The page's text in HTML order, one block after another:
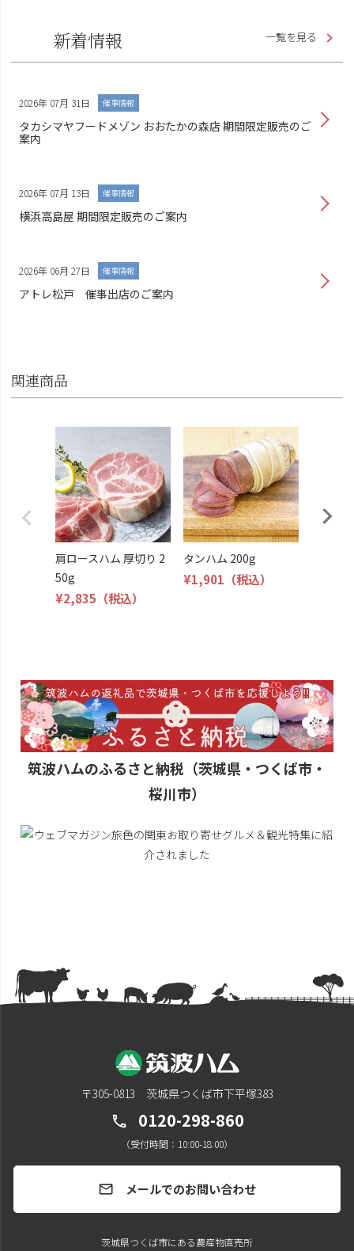
新着情報 一覧を見る
2026年 07月 31日 催事情報
タカシマヤフードメゾン おおたかの森店 期間限定販売のご
案内
2026年 07月 13日 催事情報
横浜高島屋 期間限定販売のご案内
2026年 06月 27日 催事情報
アトレ松戸 催事出店のご案内
関連商品
肩ロースハム 厚切り 2
50g
¥2,835 （税込）
タンハム 200g
¥1,901 （税込）
筑波ハムのふるさと納税（茨城県・つくば市・
桜川市）
〒305-0813 茨城県つくば市下平塚383
call 0120-298-860
（受付時間：10:00-18:00）
mail メールでのお問い合わせ
茨城県つくば市にある農産物直売所